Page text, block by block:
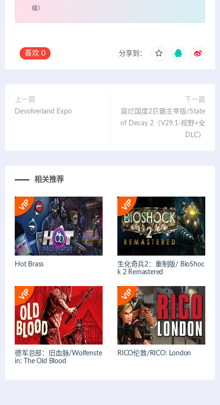
级）
喜欢 0 分享到：
上一篇
Devolverland Expo
下一篇
腐烂国度2巨霸主宰版/State
of Decay 2（V29.1-视野+全
DLC）
相关推荐
Hot Brass
生化奇兵2：重制版/ BioShoc
k 2 Remastered
德军总部：旧血脉/Wolfenste
in: The Old Blood
RICO伦敦/RICO: London